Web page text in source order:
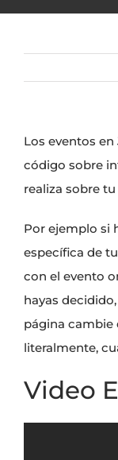
Los eventos
código sobre
realiza sobre
Por ejemplo si
específica de
con el evento
hayas
página cambie
literalmente,
Video